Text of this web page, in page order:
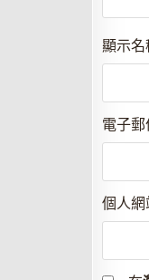
顯示
電子
個人